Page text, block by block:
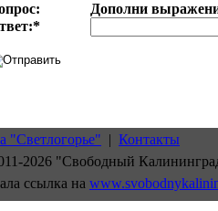
Дополни
*
"Светлогорье" | Контакты
2026 "Свободный
ссылка на